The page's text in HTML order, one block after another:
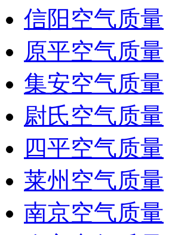
信阳空气质量
原平空气质量
集安空气质量
尉氏空气质量
四平空气质量
莱州空气质量
南京空气质量